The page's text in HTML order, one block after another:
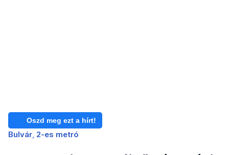
Oszd meg ezt a hírt!
Bulvár 2-es metró